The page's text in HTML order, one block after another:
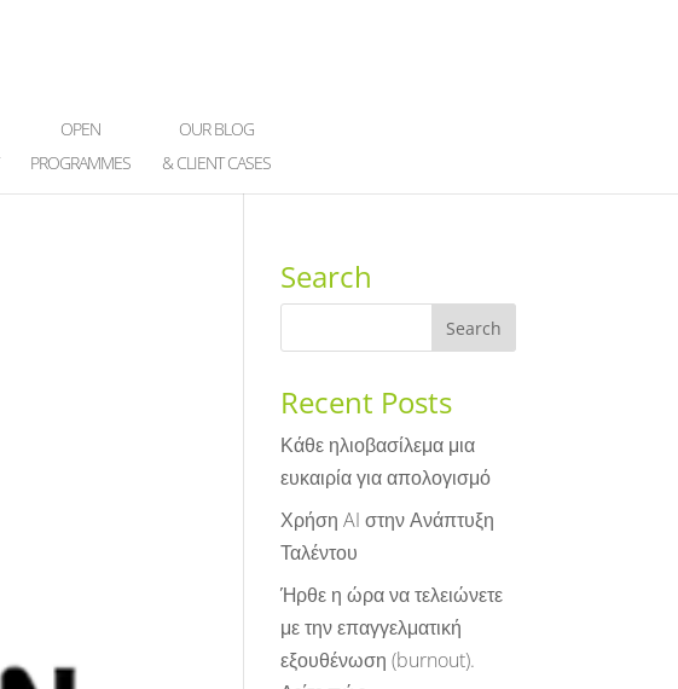
OPEN
PROGRAMMES
OUR BLOG
& CLIENT CASES
Search
Recent Posts
Κάθε ηλιοβασίλεμα μια
ευκαιρία για απολογισμό
Χρήση AI στην Ανάπτυξη
Ταλέντου
Ήρθε η ώρα να τελειώνετε
με την επαγγελματική
εξουθένωση (burnout).